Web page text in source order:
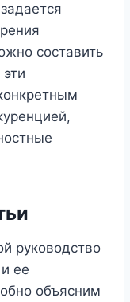
составить
руководство
ее
объясним